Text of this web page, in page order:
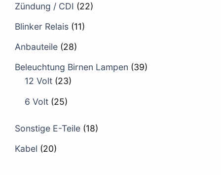
Zündung / CDI (22)
Blinker Relais (11)
Anbauteile (28)
Beleuchtung Birnen Lampen (39)
12 Volt (23)
6 Volt (25)
Sonstige E-Teile (18)
Kabel (20)